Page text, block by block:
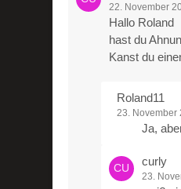
22. November
Hallo Roland
hast du
Kanst du
Roland11
23. November
Ja,
curly
23.